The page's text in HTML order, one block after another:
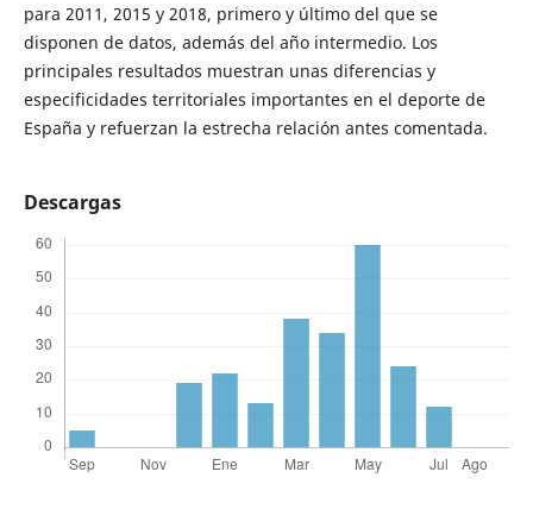
para 2011, 2015 y 2018, primero y último del que se
disponen de datos, además del año intermedio. Los
principales resultados muestran unas diferencias y
especificidades territoriales importantes en el deporte de
España y refuerzan la estrecha relación antes comentada.
Descargas